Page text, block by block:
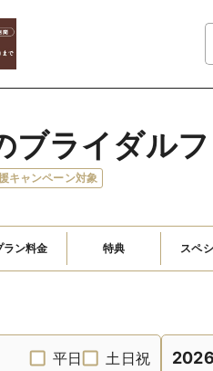
ブライダル
キャンペーン対象
ラン料金 特典 スペ
平日 土日祝